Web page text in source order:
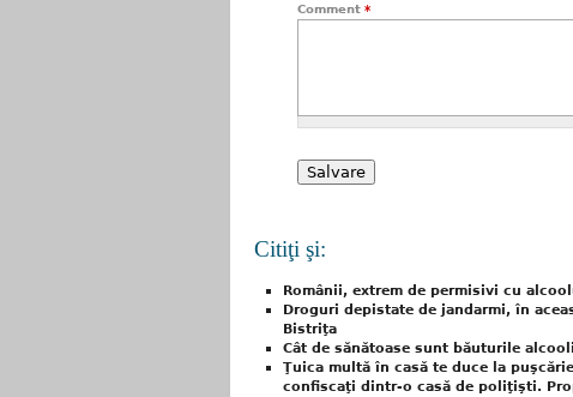
Comment *
Citiţi şi:
Românii, extrem de permisivi cu
Droguri depistate de jandarmi, în
Bistriţa
Cât de sănătoase sunt băuturile
Ţuica multă în casă te duce la
confiscaţi dintr-o casă de poliţişti.